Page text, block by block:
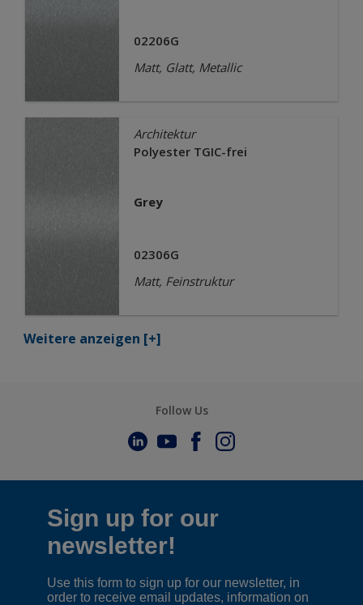
02206G
Matt, Glatt, Metallic
Architektur
Polyester TGIC-frei
Grey
02306G
Matt, Feinstruktur
Weitere anzeigen [+]
Follow Us